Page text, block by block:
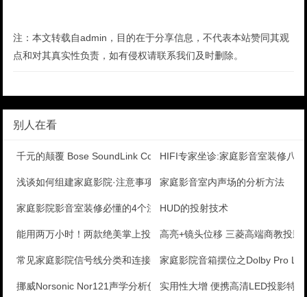
注：本文转载自admin，目的在于分享信息，不代表本站赞同其观
点和对其真实性负责，如有侵权请联系我们及时删除。
别人在看
千元的颠覆 Bose SoundLink ColouHIFI专家坐诊:家庭影音室装修八
浅谈如何组建家庭影院·注意事项 家庭影音室内声场的分析方法
家庭影院影音室装修必懂的4个注意事项HUD的投射技术
能用两万小时！两款绝美掌上投影图赏高亮+镜头位移 三菱高端商教投影
常见家庭影院信号线分类和连接使用讲解家庭影院音箱摆位之Dolby Pro
挪威Norsonic Nor121声学分析仪测量实用性大增 便携高清LED投影特